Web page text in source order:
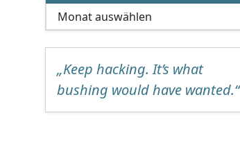
„Keep hacking. It’s what
bushing would have wanted.“